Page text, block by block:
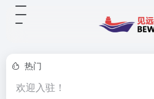
热门
欢迎入驻！